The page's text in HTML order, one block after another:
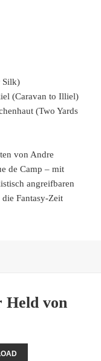
Silk)
(Caravan to Illiel)
(Two Yards
von Andre
de Camp – mit
angreifbaren
Fantasy-Zeit
Held von